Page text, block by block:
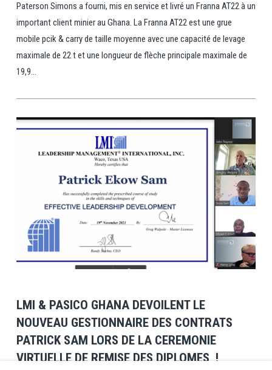
Paterson Simons a fourni, mis en service et livré un Franna AT22 à un
important client minier au Ghana. La Franna AT22 est une grue
mobile pcik & carry de taille moyenne avec une capacité de levage
maximale de 22 t et une longueur de flèche principale maximale de
19,9...
View Post
LMI & PASICO GHANA DEVOILENT LE
NOUVEAU GESTIONNAIRE DES CONTRATS
PATRICK SAM LORS DE LA CEREMONIE
VIRTUELLE DE REMISE DES DIPLOMES !